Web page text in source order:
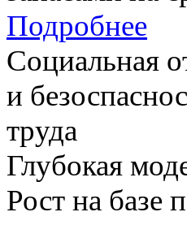
Подробнее
Социальная
и
труда
Глубокая
Рост на базе